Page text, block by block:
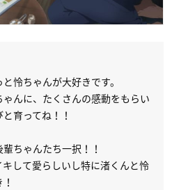
怜ちゃんが大好きです。
んに、たくさんの感動をもらい
育ってね！！
ちゃんたち一択！！
して愛らしいし特に渚くんと怜